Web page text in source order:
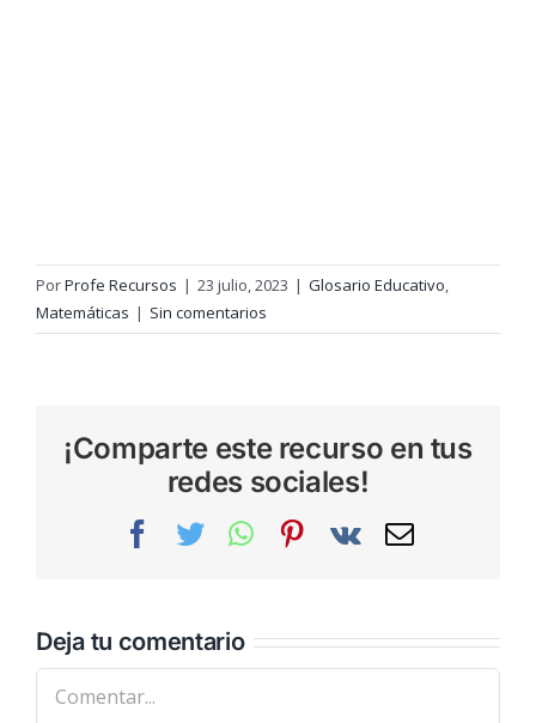
PorProfe Recursos | 23 julio, 2023 | Glosario Educativo,
Matemáticas | Sin comentarios
¡Comparte este recurso en tus
redes sociales!
Facebook
TwitterWhatsAppPinterest
Vk
Correo
Deja tu comentario
Comentar